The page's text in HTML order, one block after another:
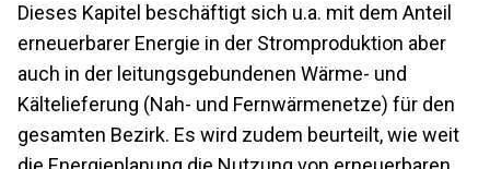
Dieses Kapitel beschäftigt sich u.a. mit dem Anteil
erneuerbarer Energie in der Stromproduktion aber
auch in der leitungsgebundenen Wärme- und
Kältelieferung (Nah- und Fernwärmenetze) für den
gesamten Bezirk. Es wird zudem beurteilt, wie weit